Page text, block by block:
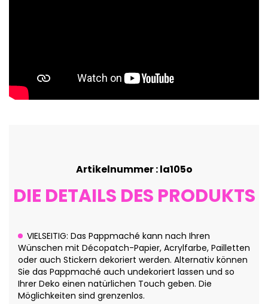
Artikelnummer : la105o
DIE DETAILS DES PRODUKTS
VIELSEITIG: Das Pappmaché kann nach Ihren
Wünschen mit Décopatch-Papier, Acrylfarbe, Pailletten
oder auch Stickern dekoriert werden. Alternativ können
Sie das Pappmaché auch undekoriert lassen und so
Ihrer Deko einen natürlichen Touch geben. Die
Möglichkeiten sind grenzenlos.